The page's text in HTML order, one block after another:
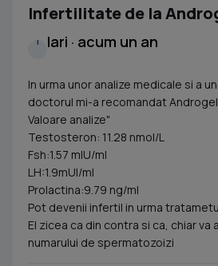
Infertilitate de la
I Iari · acum un an
In urma unor analize medicale si a
doctorul mi-a recomandat
Valoare analize"
Testosteron: 11.28 nmol/L
Fsh:1.57 mlU/ml
LH:1.9mUl/ml
Prolactina:9.79 ng/ml
Pot devenii infertil in urma
El zicea ca din contra si ca, chiar
numarului de spermatozoizi